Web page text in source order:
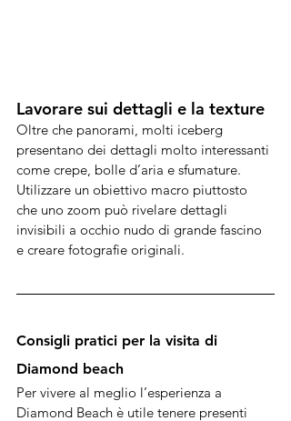
Lavorare sui dettagli e la texture
Oltre che panorami, molti iceberg
presentano dei dettagli molto interessanti
come crepe, bolle d’aria e sfumature.
Utilizzare un obiettivo macro piuttosto
che uno zoom può rivelare dettagli
invisibili a occhio nudo di grande fascino
e creare fotografie originali.
Consigli pratici per la visita di
Diamond beach
Per vivere al meglio l’esperienza a
Diamond Beach è utile tenere presenti